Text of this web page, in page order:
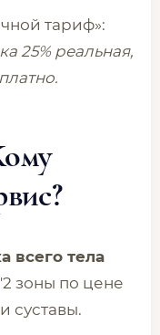
тариф»:
25% реальная,
всего тела
зоны по цене
суставы.